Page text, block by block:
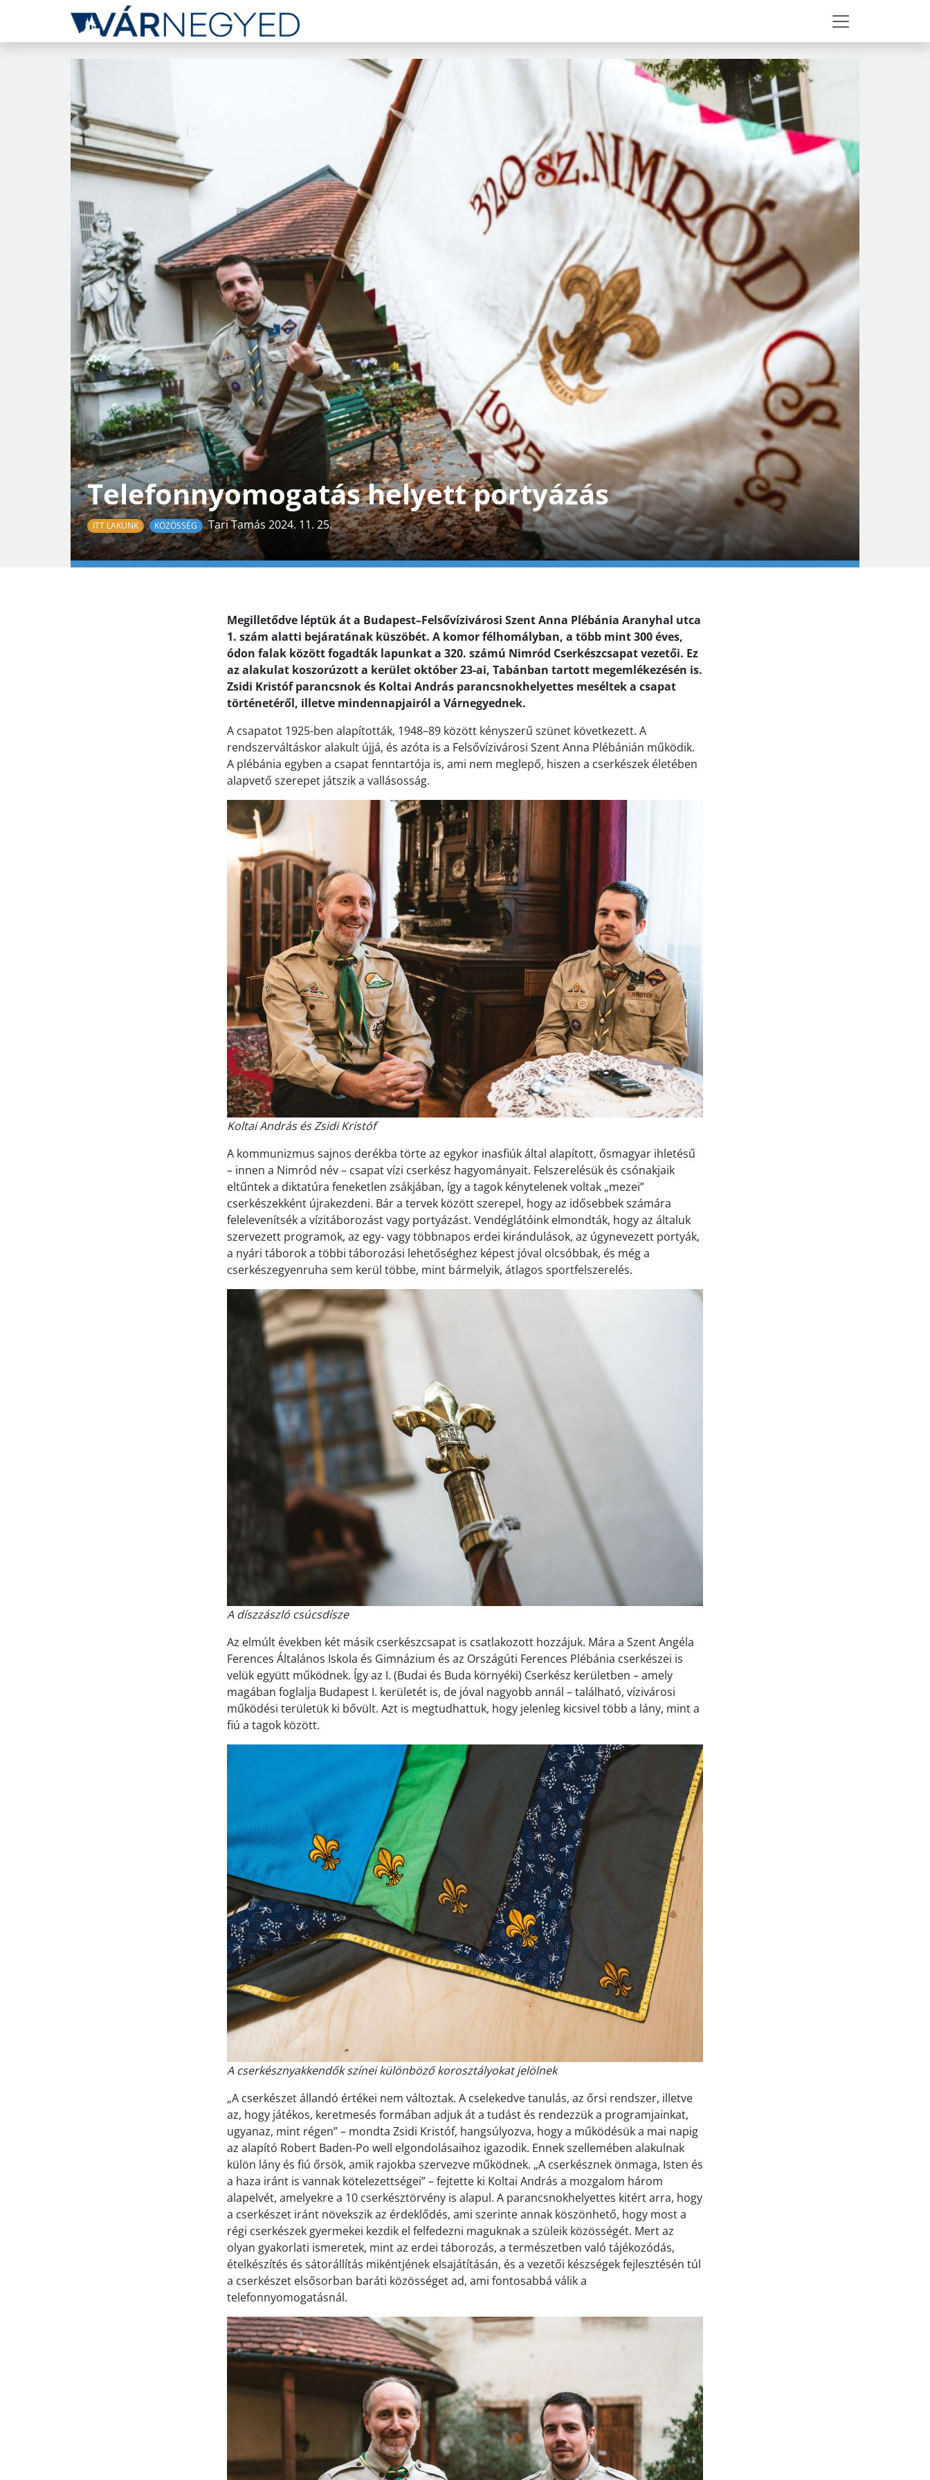
Telefonnyomogatás helyett portyázás
ITT LAKUNK KÖZÖSSÉG Tari Tamás 2024. 11. 25.
Megilletődve léptük át a Budapest–Felsővízivárosi Szent Anna Plébánia Aranyhal utca
1. szám alatti bejáratának küszöbét. A komor félhomályban, a több mint 300 éves,
ódon falak között fogadták lapunkat a 320. számú Nimród Cserkészcsapat vezetői. Ez
az alakulat koszorúzott a kerület október 23-ai, Tabánban tartott megemlékezésén is.
Zsidi Kristóf parancsnok és Koltai András parancsnokhelyettes meséltek a csapat
történetéről, illetve mindennapjairól a Várnegyednek.
A csapatot 1925-ben alapították, 1948–89 között kényszerű szünet következett. A
rendszerváltáskor alakult újjá, és azóta is a Felsővízivárosi Szent Anna Plébánián működik.
A plébánia egyben a csapat fenntartója is, ami nem meglepő, hiszen a cserkészek életében
alapvető szerepet játszik a vallásosság.
Koltai András és Zsidi Kristóf
A kommunizmus sajnos derékba törte az egykor inasfiúk által alapított, ősmagyar ihletésű
– innen a Nimród név – csapat vízi cserkész hagyományait. Felszerelésük és csónakjaik
eltűntek a diktatúra feneketlen zsákjában, így a tagok kénytelenek voltak „mezei”
cserkészekként újrakezdeni. Bár a tervek között szerepel, hogy az idősebbek számára
felelevenítsék a vízitáborozást vagy portyázást. Vendéglátóink elmondták, hogy az általuk
szervezett programok, az egy- vagy többnapos erdei kirándulások, az úgynevezett portyák,
a nyári táborok a többi táborozási lehetőséghez képest jóval olcsóbbak, és még a
cserkészegyenruha sem kerül többe, mint bármelyik, átlagos sportfelszerelés.
A díszzászló csúcsdísze
Az elmúlt években két másik cserkészcsapat is csatlakozott hozzájuk. Mára a Szent Angéla
Ferences Általános Iskola és Gimnázium és az Országúti Ferences Plébánia cserkészei is
velük együtt működnek. Így az I. (Budai és Buda környéki) Cserkész kerületben – amely
magában foglalja Budapest I. kerületét is, de jóval nagyobb annál – található, vízivárosi
működési területük ki bővült. Azt is megtudhattuk, hogy jelenleg kicsivel több a lány, mint a
fiú a tagok között.
A cserkésznyakkendők színei különböző korosztályokat jelölnek
„A cserkészet állandó értékei nem változtak. A cselekedve tanulás, az őrsi rendszer, illetve
az, hogy játékos, keretmesés formában adjuk át a tudást és rendezzük a programjainkat,
ugyanaz, mint régen” – mondta Zsidi Kristóf, hangsúlyozva, hogy a működésük a mai napig
az alapító Robert Baden-Po well elgondolásaihoz igazodik. Ennek szellemében alakulnak
külön lány és fiú őrsök, amik rajokba szervezve működnek. „A cserkésznek önmaga, Isten és
a haza iránt is vannak kötelezettségei” – fejtette ki Koltai András a mozgalom három
alapelvét, amelyekre a 10 cserkésztörvény is alapul. A parancsnokhelyettes kitért arra, hogy
a cserkészet iránt növekszik az érdeklődés, ami szerinte annak köszönhető, hogy most a
régi cserkészek gyermekei kezdik el felfedezni maguknak a szüleik közösségét. Mert az
olyan gyakorlati ismeretek, mint az erdei táborozás, a természetben való tájékozódás,
ételkészítés és sátorállítás mikéntjének elsajátításán, és a vezetői készségek fejlesztésén túl
a cserkészet elsősorban baráti közösséget ad, ami fontosabbá válik a
telefonnyomogatásnál.